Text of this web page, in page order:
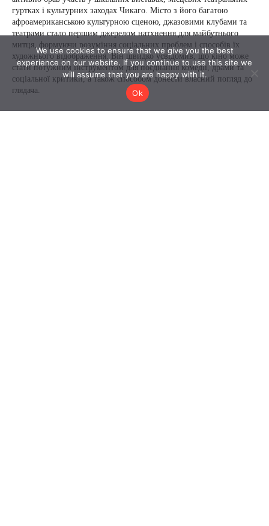
We use cookies to ensure that we give you the best
experience on our website. If you continue to use this site we
will assume that you are happy with it.
Ok